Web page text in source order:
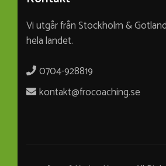
Vi utgår från Stockholm &
hela landet.
0704-928819
kontakt@frocoaching.se